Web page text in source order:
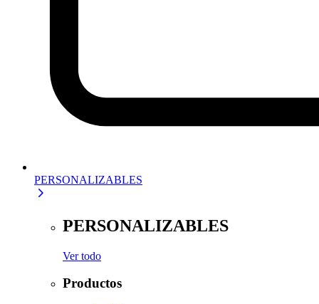
PERSONALIZABLES
PERSONALIZABLES
Ver todo
Productos